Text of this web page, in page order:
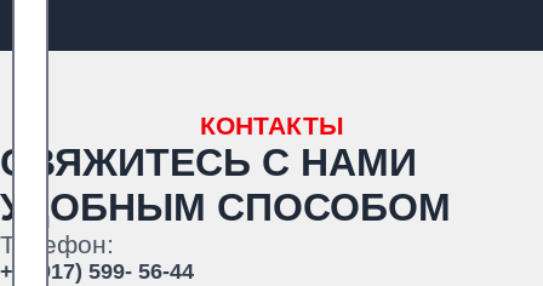
КОНТАКТЫ
СВЯЖИТЕСЬ С НАМИ
УДОБНЫМ СПОСОБОМ
Телефон:
+7 (917) 599- 56-44